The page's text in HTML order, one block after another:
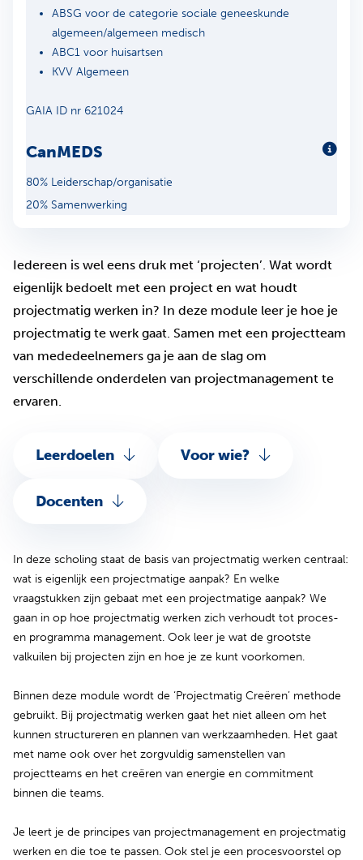
ABSG voor de categorie sociale geneeskunde
algemeen/algemeen medisch
ABC1 voor huisartsen
KVV Algemeen
GAIA ID nr 621024
CanMEDS
80% Leiderschap/organisatie
20% Samenwerking
Iedereen is wel eens druk met ‘projecten’. Wat wordt
eigenlijk bedoelt met een project en wat houdt
projectmatig werken in? In deze module leer je hoe je
projectmatig te werk gaat. Samen met een projectteam
van mededeelnemers ga je aan de slag om
verschillende onderdelen van projectmanagement te
ervaren.
Leerdoelen Voor wie?
Docenten
In deze scholing staat de basis van projectmatig werken centraal:
wat is eigenlijk een projectmatige aanpak? En welke
vraagstukken zijn gebaat met een projectmatige aanpak? We
gaan in op hoe projectmatig werken zich verhoudt tot proces-
en programma management. Ook leer je wat de grootste
valkuilen bij projecten zijn en hoe je ze kunt voorkomen.
Binnen deze module wordt de ‘Projectmatig Creëren’ methode
gebruikt. Bij projectmatig werken gaat het niet alleen om het
kunnen structureren en plannen van werkzaamheden. Het gaat
met name ook over het zorgvuldig samenstellen van
projectteams en het creëren van energie en commitment
binnen die teams.
Je leert je de principes van projectmanagement en projectmatig
werken en die toe te passen. Ook stel je een procesvoorstel op